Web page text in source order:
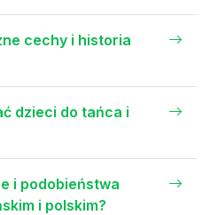
cechy i historia
dzieci do tańca i
i podobieństwa
i polskim?